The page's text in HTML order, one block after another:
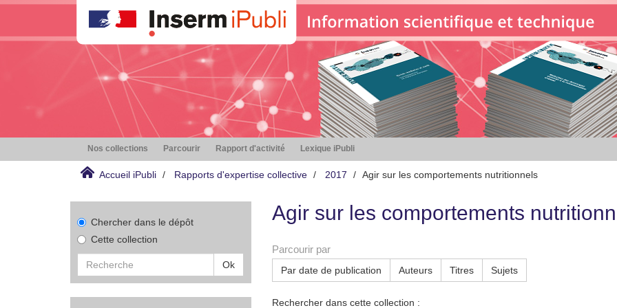
Nos collections Parcourir Rapport d'activité Lexique iPubli
Accueil iPubli Rapports d'expertise collective 2017 Agir sur les comportements nutritionnels
Chercher dans le dépôt
Cette collection
Ok
Agir sur les comportements
Parcourir par
Par date de publication Auteurs Titres Sujets
Rechercher dans cette collection :